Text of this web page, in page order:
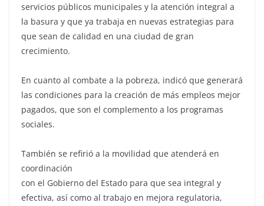
servicios públicos municipales y la atención integral a
la basura y que ya trabaja en nuevas estrategias para
que sean de calidad en una ciudad de gran
crecimiento.
En cuanto al combate a la pobreza, indicó que generará
las condiciones para la creación de más empleos mejor
pagados, que son el complemento a los programas
sociales.
También se refirió a la movilidad que atenderá en
coordinación
con el Gobierno del Estado para que sea integral y
efectiva, así como al trabajo en mejora regulatoria,